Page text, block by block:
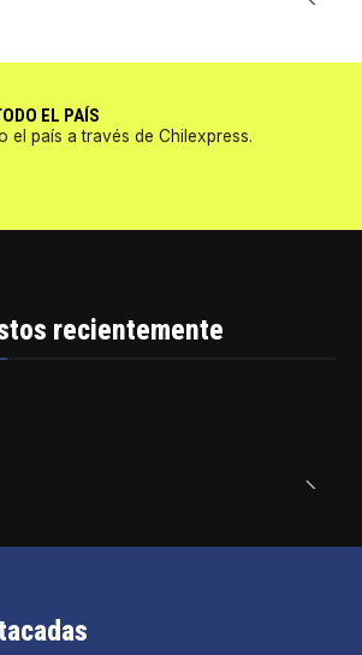
EL PAÍS
el país a través de Chilexpress.
recientemente